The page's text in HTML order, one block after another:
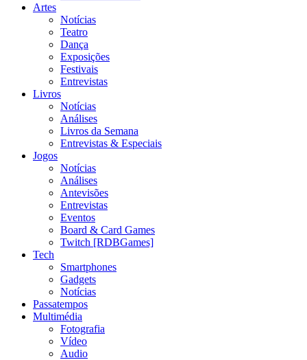
Artes
Notícias
Teatro
Dança
Exposições
Festivais
Entrevistas
Livros
Notícias
Análises
Livros da Semana
Entrevistas & Especiais
Jogos
Notícias
Análises
Antevisões
Entrevistas
Eventos
Board & Card Games
Twitch [RDBGames]
Tech
Smartphones
Gadgets
Notícias
Passatempos
Multimédia
Fotografia
Vídeo
Audio